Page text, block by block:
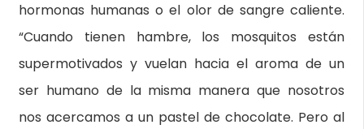
hormonas humanas o el olor de sangre caliente.
“Cuando tienen hambre, los mosquitos están
supermotivados y vuelan hacia el aroma de un
ser humano de la misma manera que nosotros
nos acercamos a un pastel de chocolate. Pero al